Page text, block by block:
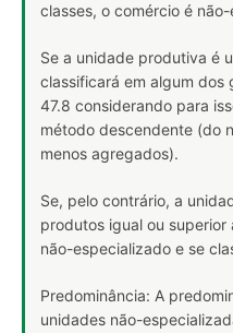
classes, o comércio é
Se a unidade produtiva é
classificará em algum dos
47.8 considerando para
método descendente (do
menos agregados).
Se, pelo contrário, a
produtos igual ou
não-especializado e se
Predominância: A
unidades não-